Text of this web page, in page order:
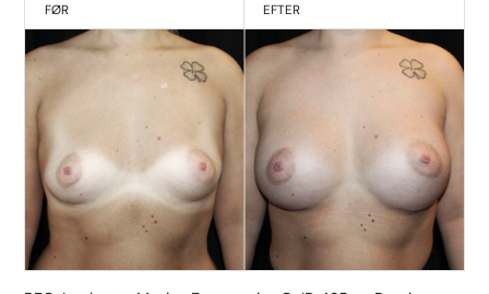
FØR EFTER